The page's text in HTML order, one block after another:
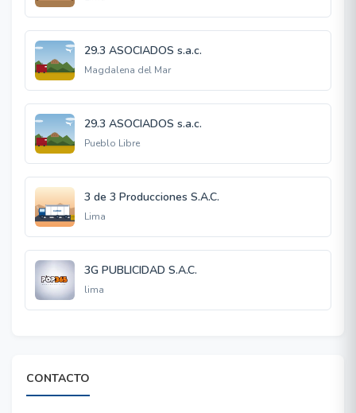
29.3 ASOCIADOS s.a.c.
Magdalena del Mar
29.3 ASOCIADOS s.a.c.
Pueblo Libre
3 de 3 Producciones S.A.C.
Lima
3G PUBLICIDAD S.A.C.
lima
CONTACTO